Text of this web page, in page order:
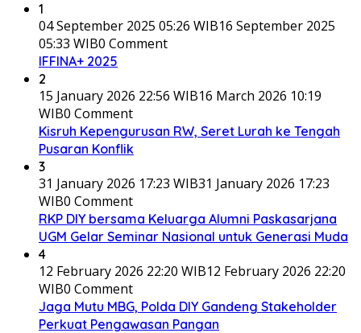
1
04 September 2025 05:26 WIB16 September 2025
05:33 WIB0 Comment
IFFINA+ 2025
2
15 January 2026 22:56 WIB16 March 2026 10:19
WIB0 Comment
Kisruh Kepengurusan RW, Seret Lurah ke Tengah
Pusaran Konflik
3
31 January 2026 17:23 WIB31 January 2026 17:23
WIB0 Comment
RKP DIY bersama Keluarga Alumni Paskasarjana
UGM Gelar Seminar Nasional untuk Generasi Muda
4
12 February 2026 22:20 WIB12 February 2026 22:20
WIB0 Comment
Jaga Mutu MBG, Polda DIY Gandeng Stakeholder
Perkuat Pengawasan Pangan